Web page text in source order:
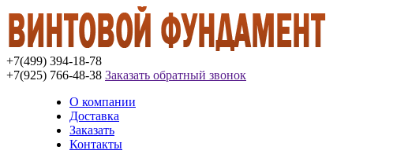
+7(499) 394-18-78
+7(925) 766-48-38 Заказать обратный звонок
О компании
Доставка
Заказать
Контакты